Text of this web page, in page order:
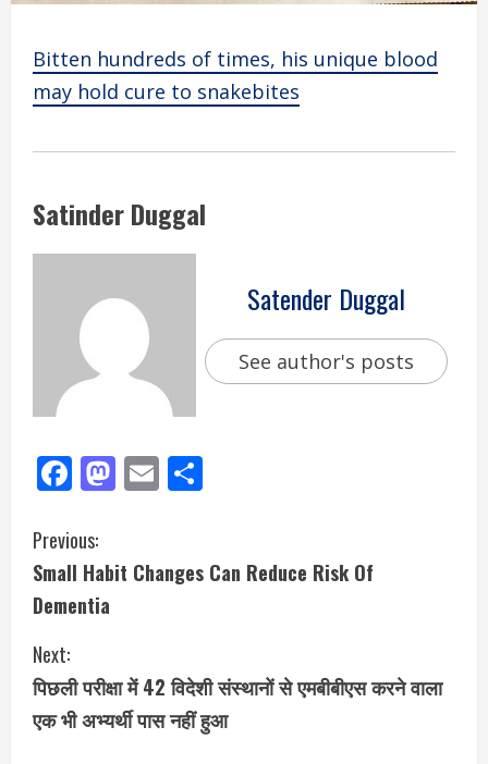
Bitten hundreds of times, his unique blood
may hold cure to snakebites
Satinder Duggal
Satender Duggal
See author's posts
Facebook
Mastodon
Email
Previous:
Small Habit Changes Can Reduce Risk Of
Dementia
Next:
पिछली परीक्षा में 42 विदेशी संस्थानों से एमबीबीएस करने वाला
एक भी अभ्यर्थी पास नहीं हुआ